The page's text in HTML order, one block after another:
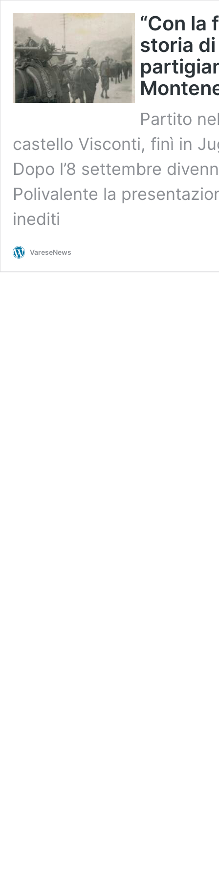
“Con la
storia
Partito
castello Visconti, finì in
Dopo l’8 settembre
Polivalente la
inediti
VareseNews